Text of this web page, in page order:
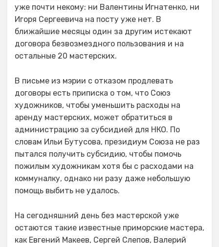
уже почти некому: ни Валентины Игнатенко, ни
Игоря Сергеевича на посту уже нет. В
ближайшие месяцы один за другим истекают
договора безвозмездного пользования и на
остальные 20 мастерских.
В письме из мэрии с отказом продлевать
договоры есть приписка о том, что Союз
художников, чтобы уменьшить расходы на
аренду мастерских, может обратиться в
администрацию за субсидией для НКО. По
словам Ильи Бутусова, президиум Союза не раз
пытался получить субсидию, чтобы помочь
пожилым художникам хотя бы с расходами на
коммуналку, однако ни разу даже небольшую
помощь выбить не удалось.
На сегодняшний день без мастерской уже
остаются такие известные приморские мастера,
как Евгений Макеев, Сергей Слепов, Валерий